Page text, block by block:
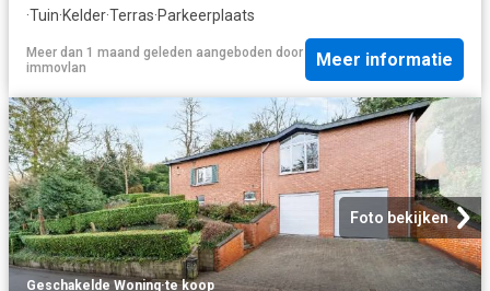
·Tuin·Kelder·Terras·Parkeerplaats
Meer dan 1 maand geleden aangeboden door
immovlan
Meer informatie
Foto bekijken
Geschakelde Woning·te koop